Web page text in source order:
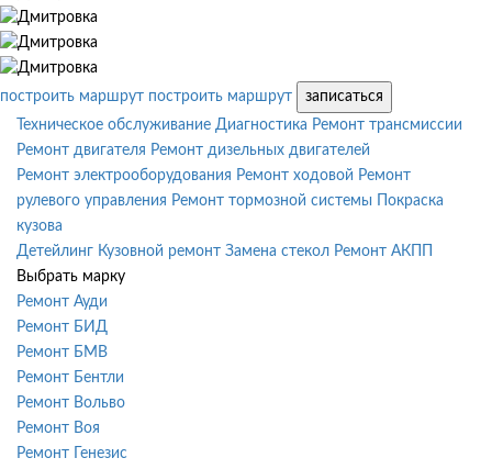
построить маршрут построить маршрут
записаться
Техническое обслуживание Диагностика Ремонт трансмиссии
Ремонт двигателя Ремонт дизельных двигателей
Ремонт электрооборудования Ремонт ходовой Ремонт
рулевого управления Ремонт тормозной системы
Покраска
кузова
Детейлинг Кузовной ремонт Замена стекол Ремонт АКПП
Выбрать марку
Ремонт Ауди
Ремонт БИД
Ремонт БМВ
Ремонт Бентли
Ремонт Вольво
Ремонт Воя
Ремонт Генезис